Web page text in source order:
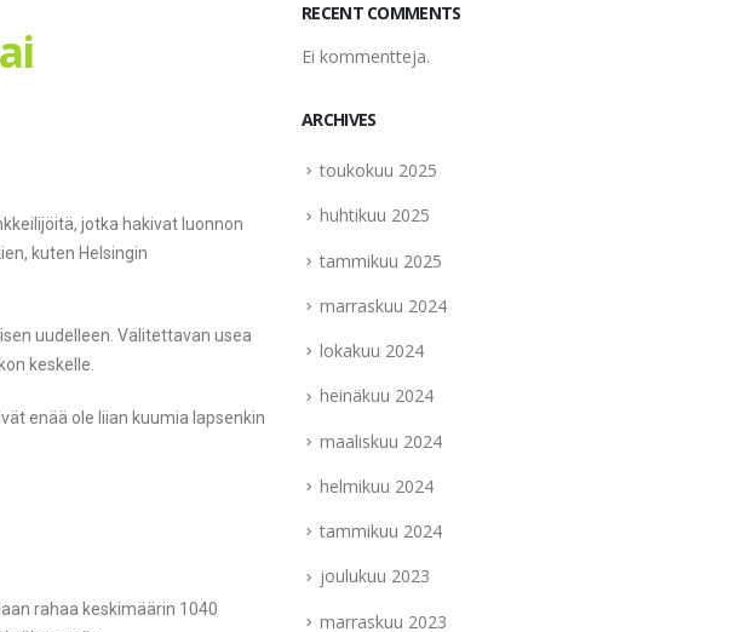
jotka hakivat luonnon
kuten Helsingin
uudelleen. Valitettavan usea
keskelle.
enää ole liian kuumia lapsenkin
rahaa keskimäärin 1040
RECENT COMMENTS
Ei kommentteja.
ARCHIVES
toukokuu 2025
huhtikuu 2025
tammikuu 2025
marraskuu 2024
lokakuu 2024
heinäkuu 2024
maaliskuu 2024
helmikuu 2024
tammikuu 2024
joulukuu 2023
marraskuu 2023